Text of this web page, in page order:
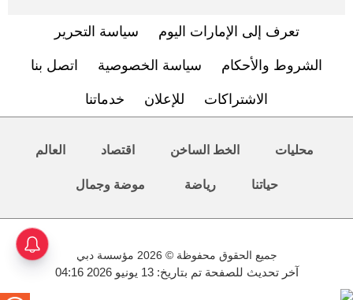
تعرف إلى الإمارات اليوم سياسة التحرير
الشروط والأحكام سياسة الخصوصية اتصل بنا
الاشتراكات للإعلان خدماتنا
محليات الخط الساخن اقتصاد العالم
حياتنا رياضة موضة وجمال
جميع الحقوق محفوظة © 2026 مؤسسة دبي
آخر تحديث للصفحة تم بتاريخ: 13 يونيو 2026 04:16